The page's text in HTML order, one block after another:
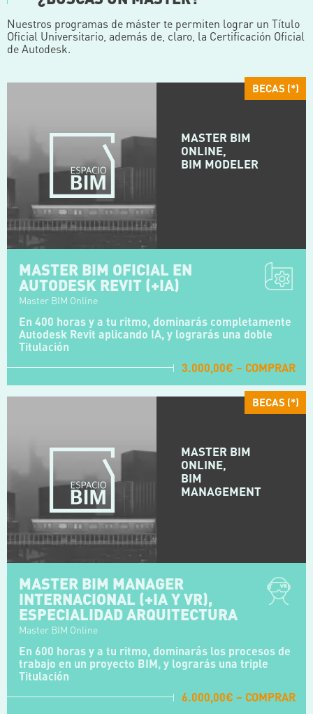
Nuestros programas de máster te permiten lograr un Título
Oficial Universitario, además de, claro, la Certificación Oficial
de Autodesk.
BECAS (*)
MASTER BIM
ONLINE,
BIM MODELER
MASTER BIM OFICIAL EN
AUTODESK REVIT (+IA)
Master BIM Online
En 400 horas y a tu ritmo, dominarás completamente
Autodesk Revit aplicando IA, y lograrás una doble
Titulación
3.000,00€ – COMPRAR
BECAS (*)
MASTER BIM
ONLINE,
BIM
MANAGEMENT
MASTER BIM MANAGER
INTERNACIONAL (+IA Y VR),
ESPECIALIDAD ARQUITECTURA
Master BIM Online
En 600 horas y a tu ritmo, dominarás los procesos de
trabajo en un proyecto BIM, y lograrás una triple
Titulación
6.000,00€ – COMPRAR